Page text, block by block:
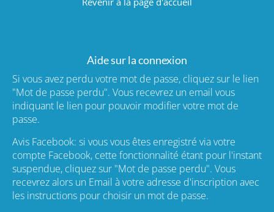
Aide sur la connexion
Si vous avez perdu votre mot de passe, cliquez sur le lien
"Mot de passe perdu". Vous recevrez un email vous
indiquant le lien pour pouvoir modifier votre mot de
passe.
Avis Facebook: si vous vous êtes enregistré via votre
compte Facebook, cette fonctionnalité étant pour l'instant
suspendue, cliquez sur "Mot de passe perdu". Vous
recevrez alors un Email à votre adresse d'inscription avec
les instructions pour choisir un mot de passe.